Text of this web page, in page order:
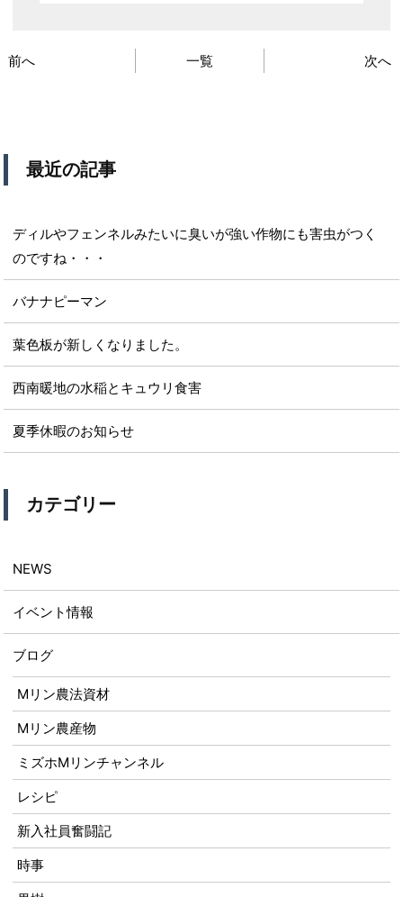
前へ 一覧 次へ
最近の記事
ディルやフェンネルみたいに臭いが強い作物にも害虫がつく
のですね・・・
バナナピーマン
葉色板が新しくなりました。
西南暖地の水稲とキュウリ食害
夏季休暇のお知らせ
カテゴリー
NEWS
イベント情報
ブログ
Mリン農法資材
Mリン農産物
ミズホMリンチャンネル
レシピ
新入社員奮闘記
時事